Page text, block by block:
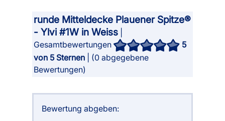
runde Mitteldecke Plauener Spitze®
- Ylvi #1W in Weiss
Gesamtbewertungen
5
von 5 Sternen
| (0 abgegebene
Bewertungen)
Bewertung abgeben: